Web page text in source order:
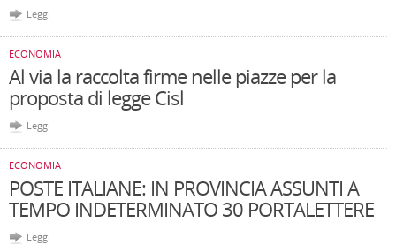
Leggi
ECONOMIA
Al via la raccolta firme nelle piazze per la
proposta di legge Cisl
Leggi
ECONOMIA
POSTE ITALIANE: IN PROVINCIA ASSUNTI A
TEMPO INDETERMINATO 30 PORTALETTERE
Leggi